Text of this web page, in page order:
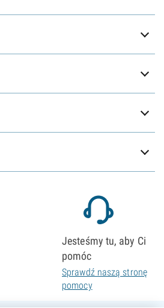
Jesteśmy tu, aby Ci
pomóc
Sprawdź naszą stronę
pomocy